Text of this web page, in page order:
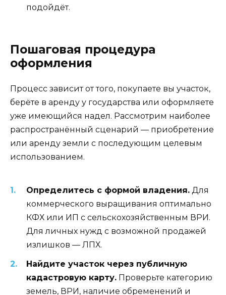
подойдёт.
Пошаговая процедура
оформления
Процесс зависит от того, покупаете вы участок,
берёте в аренду у государства или оформляете
уже имеющийся надел. Рассмотрим наиболее
распространённый сценарий — приобретение
или аренду земли с последующим целевым
использованием.
Определитесь с формой владения. Для
коммерческого выращивания оптимально
КФХ или ИП с сельскохозяйственным ВРИ.
Для личных нужд с возможной продажей
излишков — ЛПХ.
Найдите участок через публичную
кадастровую карту. Проверьте категорию
земель, ВРИ, наличие обременений и